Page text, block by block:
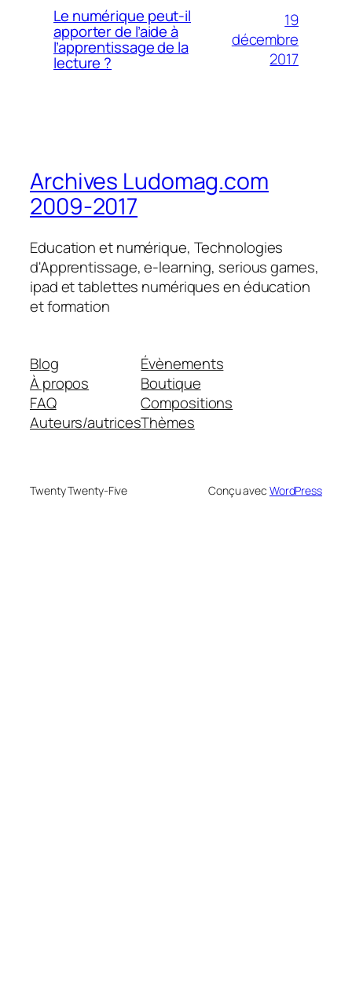
Le numérique peut-il
apporter de l’aide à
l’apprentissage de la
lecture ?
19
décembre
2017
Archives Ludomag.com
2009-2017
Education et numérique, Technologies
d'Apprentissage, e-learning, serious games,
ipad et tablettes numériques en éducation
et formation
Blog
À propos
FAQ
Auteurs/autrices
Évènements
Boutique
Compositions
Thèmes
Twenty Twenty-Five Conçu avec WordPress